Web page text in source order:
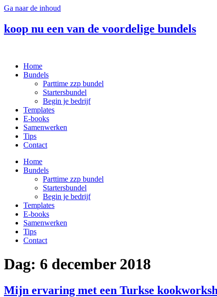
Ga naar de inhoud
koop nu een van de voordelige bundels
Home
Bundels
Parttime zzp bundel
Startersbundel
Begin je bedrijf
Templates
E-books
Samenwerken
Tips
Contact
Home
Bundels
Parttime zzp bundel
Startersbundel
Begin je bedrijf
Templates
E-books
Samenwerken
Tips
Contact
Dag: 6 december 2018
Mijn ervaring met een Turkse